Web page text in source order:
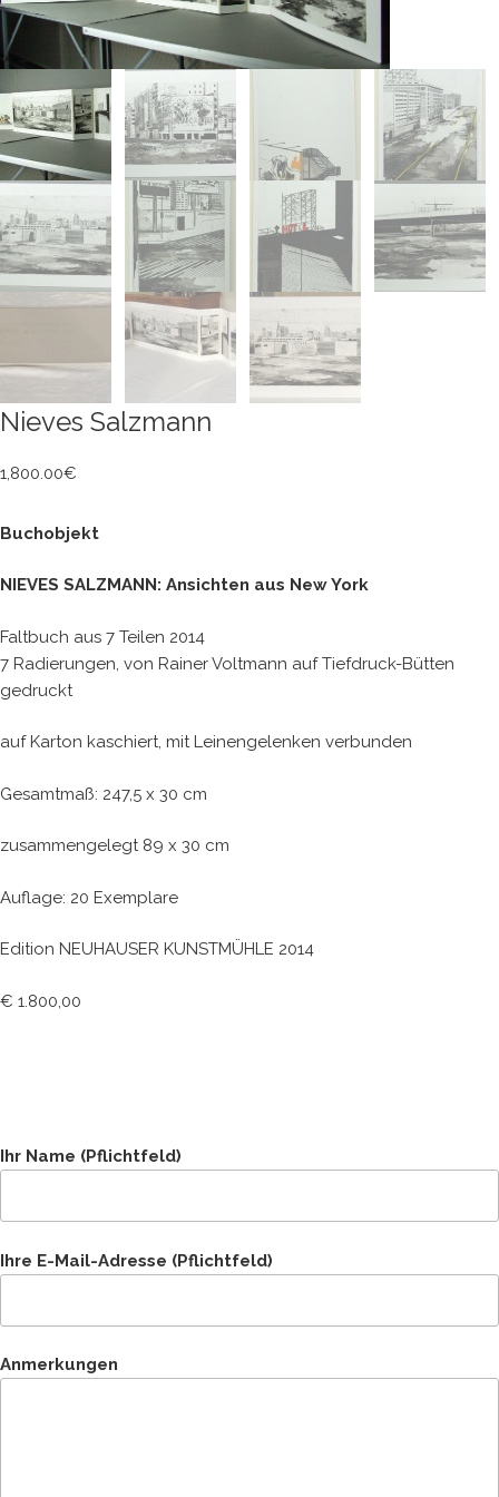
Nieves Salzmann
1,800.00€
Buchobjekt
NIEVES SALZMANN: Ansichten aus New York
Faltbuch aus 7 Teilen 2014
7 Radierungen, von Rainer Voltmann auf Tiefdruck-Bütten
gedruckt
auf Karton kaschiert, mit Leinengelenken verbunden
Gesamtmaß: 247,5 x 30 cm
zusammengelegt 89 x 30 cm
Auflage: 20 Exemplare
Edition NEUHAUSER KUNSTMÜHLE 2014
€ 1.800,00
Ihr Name (Pflichtfeld)
Ihre E-Mail-Adresse (Pflichtfeld)
Anmerkungen